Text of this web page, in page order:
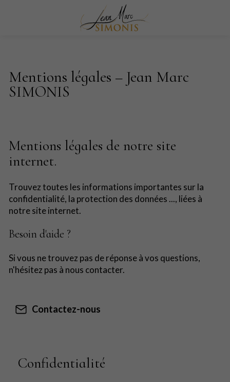
Mentions légales – Jean Marc
SIMONIS
Mentions légales de notre site
internet.
Trouvez toutes les informations importantes sur la
confidentialité, la protection des données ..., liées à
notre site internet.
Besoin d'aide ?
Si vous ne trouvez pas de réponse à vos questions,
n'hésitez pas à nous contacter.
Contactez-nous
Confidentialité